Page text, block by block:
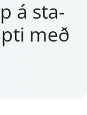
á sta­
með